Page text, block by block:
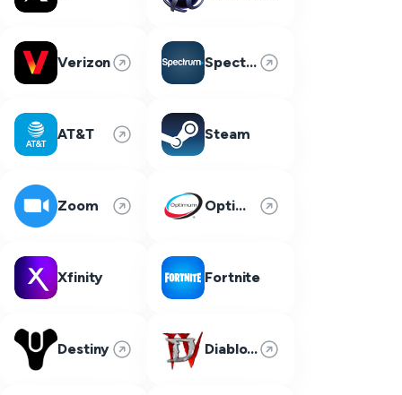
Verizon Spectrum
AT&T Steam
Zoom Optimum
Xfinity Fortnite
Destiny Diablo 4